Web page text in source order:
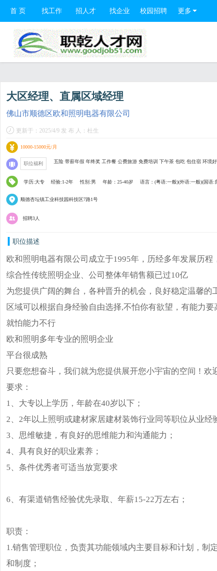
首 页 找工作 招人才 找企业 校园招聘 更多
大区经理、直属区域经理
佛山市顺德区欧和照明电器有限公司
更新于：2025/4/9 发 布 人：杜生
10000-15000元/月
职位福利 五险 带薪年假 年终奖 工作餐 公费旅游 免费培训 下午茶 包吃 包住宿 环境
学历:大专 经验:1-2年 性别:男 年龄：25-40岁 语言：(粤语:一般)(外语:一般)(国语:
顺德杏坛镇工业科技园科技区7路1号
招聘3人
职位描述
欧和照明电器有限公司成立于1995年，历经多年发展历
综合性传统照明企业、公司整体年销售额已过10亿
为您提供广阔的舞台，各种晋升的机会，良好稳定温馨的
区域可以根据自身经验自由选择,不怕你有欲望，有能力要
就怕能力不行
欧和照明多年专业的照明企业
平台很成熟
只要您想奋斗，我们就为您提供展开您小宇宙的空间！
要求：
1、大专以上学历，年龄在40岁以下；
2、2年以上照明或建材家居建材装饰行业同等职位从业经
3、思维敏捷，有良好的思维能力和沟通能力；
4、具有良好的职业素养；
5、条件优秀者可适当放宽要求
6、有渠道销售经验优先录取、年薪15-22万左右；
职责：
1.销售管理职位，负责其功能领域内主要目标和计划，制
和制度；